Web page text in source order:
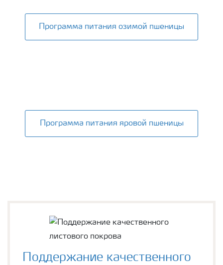
Программа питания озимой пшеницы
Программа питания яровой пшеницы
Поддержание качественного